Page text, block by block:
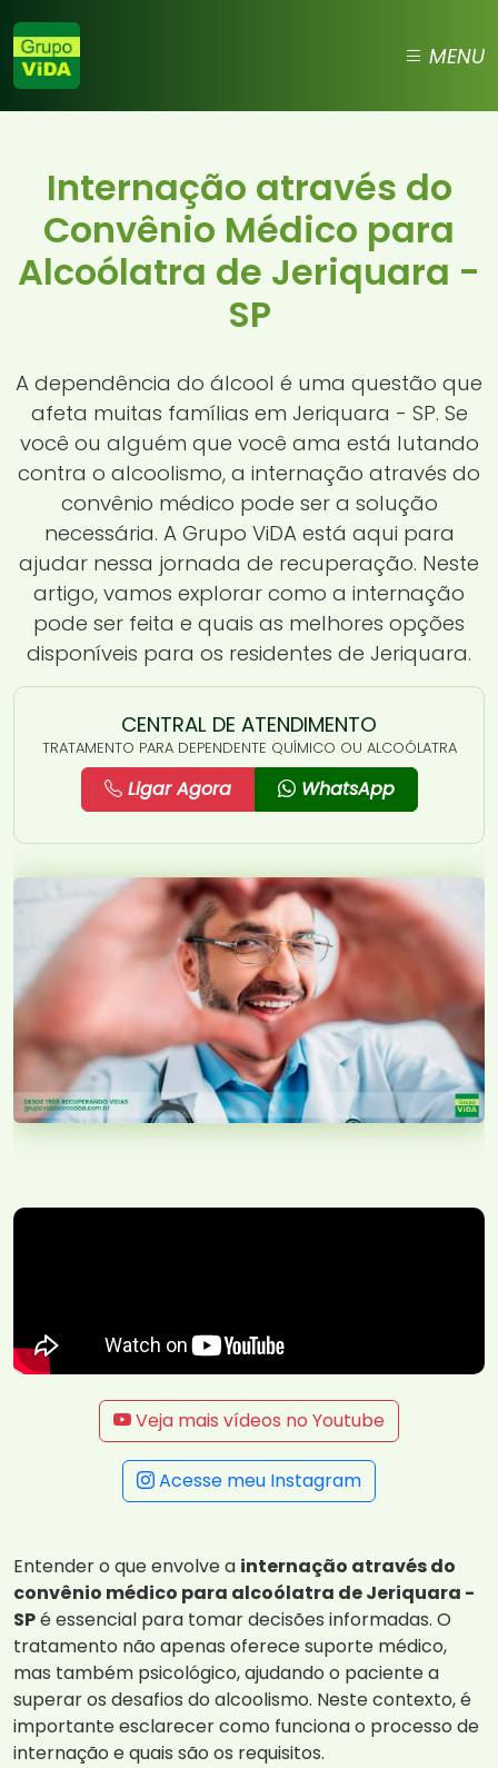
MENU
Internação através do
Convênio Médico para
Alcoólatra de Jeriquara -
SP
A dependência do álcool é uma questão que
afeta muitas famílias em Jeriquara - SP. Se
você ou alguém que você ama está lutando
contra o alcoolismo, a internação através do
convênio médico pode ser a solução
necessária. A Grupo ViDA está aqui para
ajudar nessa jornada de recuperação. Neste
artigo, vamos explorar como a internação
pode ser feita e quais as melhores opções
disponíveis para os residentes de Jeriquara.
CENTRAL DE ATENDIMENTO
TRATAMENTO PARA DEPENDENTE QUÍMICO OU ALCOÓLATRA
Ligar Agora WhatsApp
Veja mais vídeos no Youtube
Acesse meu Instagram
Entender o que envolve a internação através do
convênio médico para alcoólatra de Jeriquara -
SPé essencial para tomar decisões informadas. O
tratamento não apenas oferece suporte médico,
mas também psicológico, ajudando o paciente a
superar os desafios do alcoolismo. Neste contexto, é
importante esclarecer como funciona o processo de
internação e quais são os requisitos.